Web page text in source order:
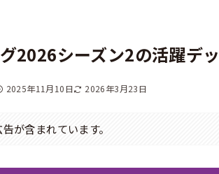
2026シーズン2の活躍デ
2025年11月10日 2026年3月23日
が含まれています。